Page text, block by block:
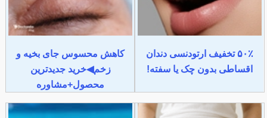
۵۰٪ تخفیف ارتودنسی دندان
اقساطی بدون چک یا سفته!
کاهش محسوس جای بخیه و
زخم◀خرید جدیدترین
محصول+مشاوره